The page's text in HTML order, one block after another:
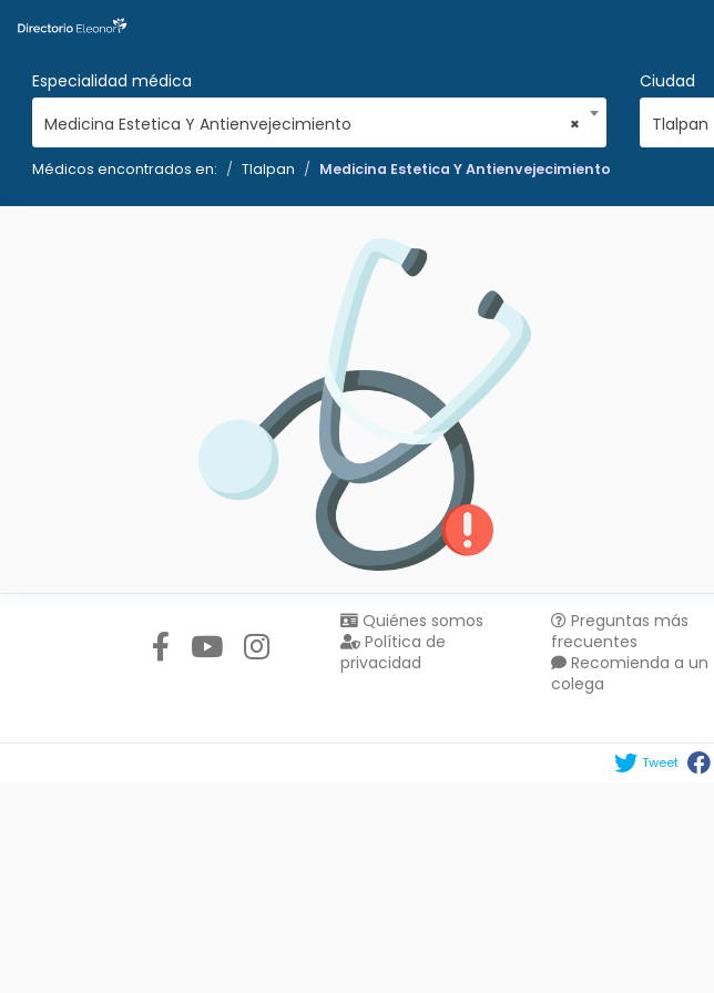
Especialidad médica
×
Medicina Estetica Y Antienvejecimiento
Ciudad
Tlalpan
Médicos encontrados en: Tlalpan Medicina Estetica Y Antienvejecimiento
Quiénes somos
Política de
privacidad
Preguntas más
frecuentes
Recomienda a un
colega
Tweet